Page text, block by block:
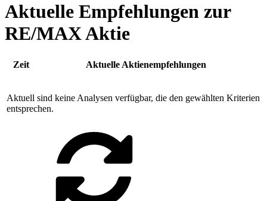
Aktuelle Empfehlungen zur
RE/MAX Aktie
Zeit Aktuelle Aktienempfehlungen
Aktuell sind keine Analysen verfügbar, die den gewählten Kriterien
entsprechen.